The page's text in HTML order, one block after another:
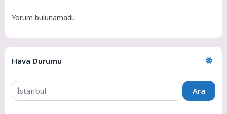
Yorum bulunamadı.
Hava Durumu
Ara